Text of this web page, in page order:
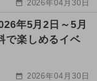
2026年04月30日
年5月2日～5月
で楽しめるイベ
2026年04月30日